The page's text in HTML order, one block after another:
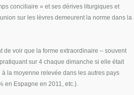
conciliaire » et ses dérives liturgiques et
sur les lèvres demeurent la norme dans la
de voir que la forme extraordinaire – souvent
sur 4 chaque dimanche si elle était
la moyenne relevée dans les autres pays
en Espagne en 2011, etc.).